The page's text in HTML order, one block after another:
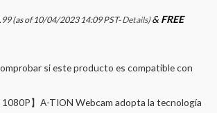
(as of 10/04/2023 14:09 PST-Details) & FREE
si este producto es compatible con
1080P】A-TION Webcam adopta la tecnología